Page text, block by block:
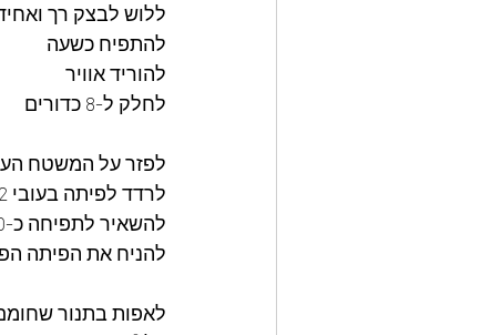
ללוש לבצק רך ואחיד כ-5
להתפיח כשעה
להוריד אוויר
לחלק ל-8 כדורים
לפזר על המשטח
לרדד לפיתה בעובי 1/2 ס"מ
להשאיר לתפיחה כ-20 דקות
להניח את הפיתה
לאפות בתנור